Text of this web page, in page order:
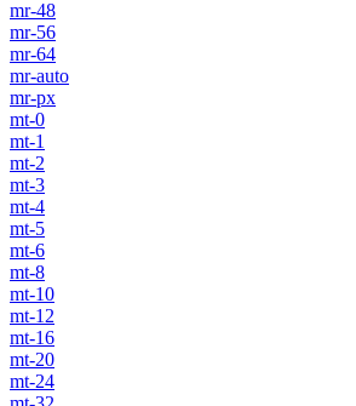
mr-48
mr-56
mr-64
mr-auto
mr-px
mt-0
mt-1
mt-2
mt-3
mt-4
mt-5
mt-6
mt-8
mt-10
mt-12
mt-16
mt-20
mt-24